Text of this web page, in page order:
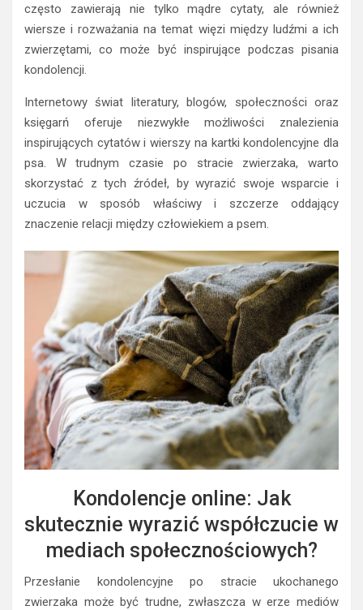
często zawierają nie tylko mądre cytaty, ale również
wiersze i rozważania na temat więzi między ludźmi a ich
zwierzętami, co może być inspirujące podczas pisania
kondolencji.
Internetowy świat literatury, blogów, społeczności oraz
księgarń oferuje niezwykłe możliwości znalezienia
inspirujących cytatów i wierszy na kartki kondolencyjne dla
psa. W trudnym czasie po stracie zwierzaka, warto
skorzystać z tych źródeł, by wyrazić swoje wsparcie i
uczucia w sposób właściwy i szczerze oddający
znaczenie relacji między człowiekiem a psem.
Kondolencje online: Jak
skutecznie wyrazić współczucie w
mediach społecznościowych?
Przesłanie kondolencyjne po stracie ukochanego
zwierzaka może być trudne, zwłaszcza w erze mediów